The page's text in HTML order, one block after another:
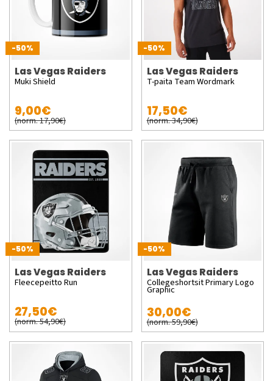
-50%
Las Vegas Raiders
Muki Shield
9,00€
(norm. 17,90€)
-50%
Las Vegas Raiders
T-paita Team Wordmark
17,50€
(norm. 34,90€)
-50%
Las Vegas Raiders
Fleecepeitto Run
27,50€
(norm. 54,90€)
-50%
Las Vegas Raiders
Collegeshortsit Primary Logo
Graphic
30,00€
(norm. 59,90€)